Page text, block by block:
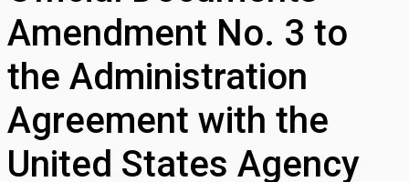
Amendment No. 3 to
the Administration
Agreement with the
United States Agency